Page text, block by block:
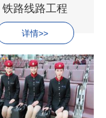
铁路线路工程
详情>>